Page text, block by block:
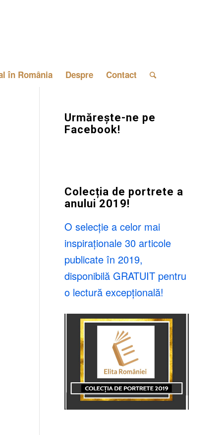
în România Despre Contact
Urmărește-ne pe
Facebook!
Colecția de portrete a
anului 2019!
O selecție a celor mai
inspiraționale 30 articole
publicate în 2019,
disponibilă GRATUIT pentru
o lectură excepțională!